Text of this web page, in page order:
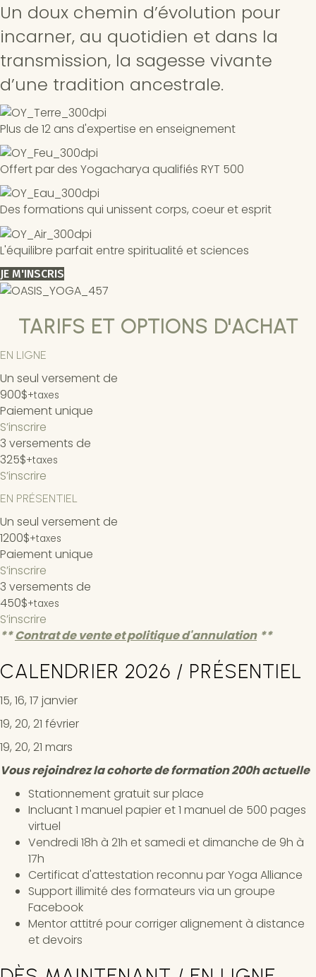
Un doux chemin d’évolution pour
incarner, au quotidien et dans la
transmission, la sagesse vivante
d’une tradition ancestrale.
Plus de 12 ans d'expertise en enseignement
Offert par des Yogacharya qualifiés RYT 500
Des formations qui unissent corps, coeur et esprit
L'équilibre parfait entre spiritualité et sciences
JE M'INSCRIS
TARIFS ET OPTIONS D'ACHAT
EN LIGNE
Un seul versement de
900$+taxes
Paiement unique
S’inscrire
3 versements de
325$+taxes
S’inscrire
EN PRÉSENTIEL
Un seul versement de
1200$+taxes
Paiement unique
S’inscrire
3 versements de
450$+taxes
S’inscrire
**Contrat de vente et politique d'annulation **
CALENDRIER 2026 / PRÉSENTIEL
15, 16, 17 janvier
19, 20, 21 février
19, 20, 21 mars
Vous rejoindrez la cohorte de formation 200h actuelle
Stationnement gratuit sur place
Incluant 1 manuel papier et 1 manuel de 500 pages
virtuel
Vendredi 18h à 21h et samedi et dimanche de 9h à
17h
Certificat d'attestation reconnu par Yoga Alliance
Support illimité des formateurs via un groupe
Facebook
Mentor attitré pour corriger alignement à distance
et devoirs